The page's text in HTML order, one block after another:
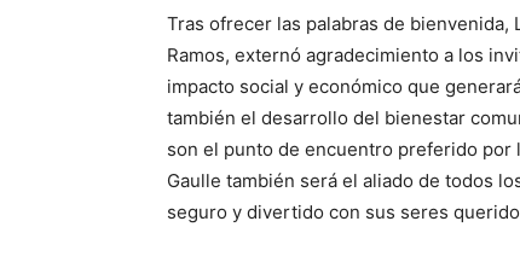
Tras ofrecer las palabras de bienvenida,
Ramos, externó agradecimiento a los
impacto social y económico que
también el desarrollo del bienestar
son el punto de encuentro preferido por
Gaulle también será el aliado de todos
seguro y divertido con sus seres